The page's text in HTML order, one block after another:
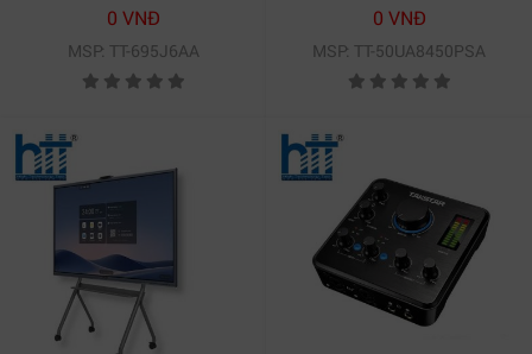
0 VNĐ
MSP: TT-695J6AA
0 VNĐ
MSP: TT-50UA8450PSA